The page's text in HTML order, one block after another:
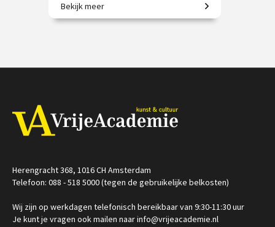
9-daagse vliegreis o.l.v. Krzysztof
Dobrowolski-Onclin
Bekijk meer
Herengracht 368, 1016 CH Amsterdam
Telefoon: 088 - 518 5000 (tegen de gebruikelijke belkosten)
Wij zijn op werkdagen telefonisch bereikbaar van 9:30-11:30 uur
Je kunt je vragen ook mailen naar info@vrijeacademie.nl